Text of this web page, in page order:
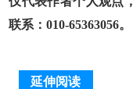
联系：010-65363056。
延伸阅读